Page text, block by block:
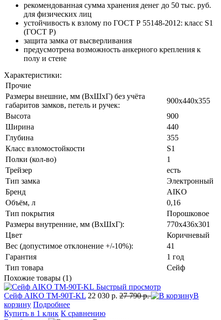
рекомендованная сумма хранения денег до 50 тыс. руб.
для физических лиц
устойчивость к взлому по ГОСТ Р 55148-2012: класс S1
(ГОСТ Р)
защита замка от высверливания
предусмотрена возможность анкерного крепления к
полу и стене
Характеристики:
Прочие
Размеры внешние, мм (ВхШхГ) без учёта
габаритов замков, петель и ручек:
900x440x355
Высота
900
Ширина
440
Глубина
355
Класс взломостойкости
S1
Полки (кол-во)
1
Трейзер
есть
Тип замка
Электронный
Бренд
AIKO
Объём, л
0,16
Тип покрытия
Порошковое
Размеры внутренние, мм (ВхШхГ):
770x436x301
Цвет
Коричневый
Вес (допустимое отклонение +/-10%):
41
Гарантия
1 год
Тип товара
Сейф
Похожие товары (1)
Быстрый просмотр
Сейф AIKO TM-90T-KL 22 030 р. 27 790 р.
В
корзину Подробнее
Купить в 1 клик К сравнению